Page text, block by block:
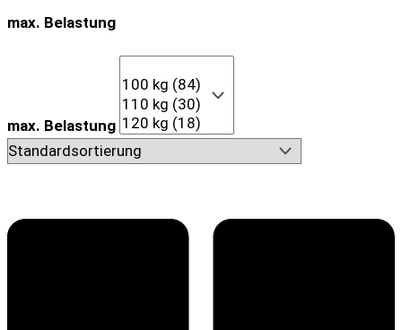
max. Belastung
max. Belastung